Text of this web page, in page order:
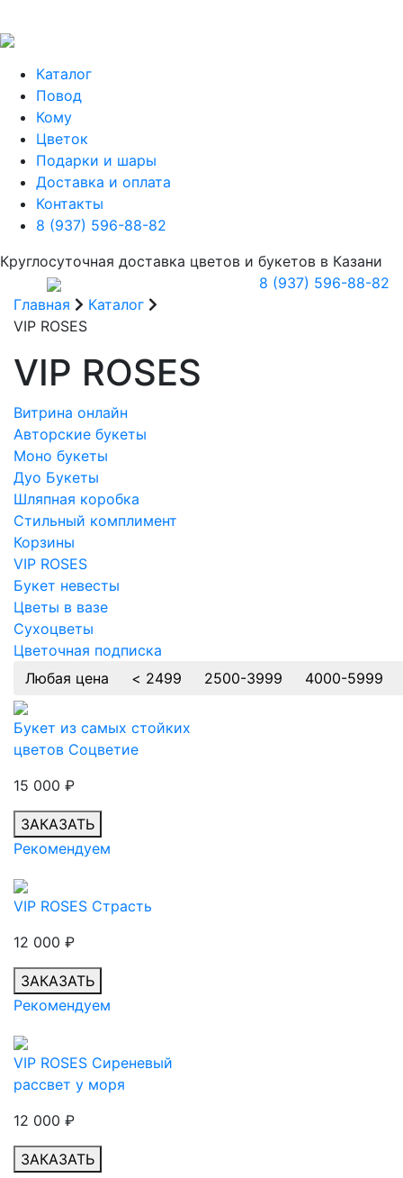
Каталог
Повод
Кому
Цветок
Подарки и шары
Доставка и оплата
Контакты
8 (937) 596-88-82
Круглосуточная доставка цветов и букетов в Казани
8 (937) 596-88-82
Главная
Каталог
VIP ROSES
VIP ROSES
Витрина онлайн
Авторские букеты
Моно букеты
Дуо Букеты
Шляпная коробка
Стильный комплимент
Корзины
VIP ROSES
Букет невесты
Цветы в вазе
Сухоцветы
Цветочная подписка
Любая цена
< 2499 2500-3999 4000-5999
Букет из самых стойких
цветов Соцветие
15 000 ₽
ЗАКАЗАТЬ
Рекомендуем
VIP ROSES Страсть
12 000 ₽
ЗАКАЗАТЬ
Рекомендуем
VIP ROSES Сиреневый
рассвет у моря
12 000 ₽
ЗАКАЗАТЬ